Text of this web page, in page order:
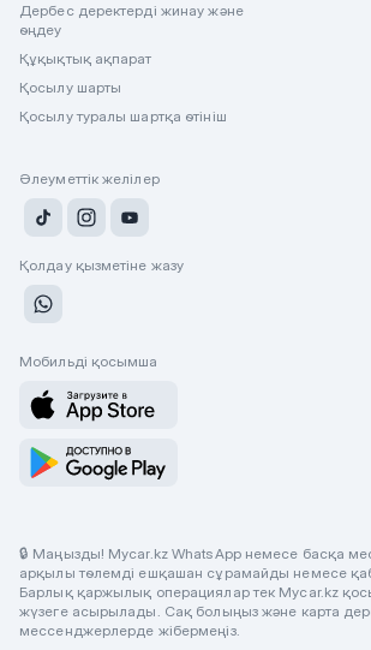
Дербес деректерді жинау және
өңдеу
Құқықтық ақпарат
Қосылу шарты
Қосылу туралы шартқа өтініш
Әлеуметтік желілер
Қолдау қызметіне жазу
Мобильді қосымша
🔒 Маңызды! Mycar.kz WhatsApp немесе басқа
арқылы төлемді ешқашан сұрамайды немесе
Барлық қаржылық операциялар тек Mycar.kz
жүзеге асырылады. Сақ болыңыз және карта
мессенджерлерде жібермеңіз.